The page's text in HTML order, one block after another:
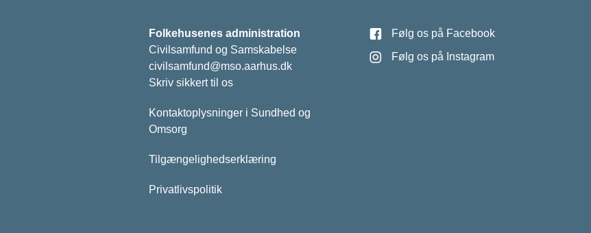
Folkehusenes administration
Civilsamfund og Samskabelse
civilsamfund@mso.aarhus.dk
Skriv sikkert til os
Kontaktoplysninger i Sundhed og
Omsorg
Tilgængelighedserklæring
Privatlivspolitik
Følg os på Facebook
Følg os på Instagram